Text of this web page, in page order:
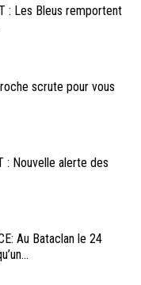
: Les Bleus remportent
scrute pour vous
: Nouvelle alerte des
Au Bataclan le 24